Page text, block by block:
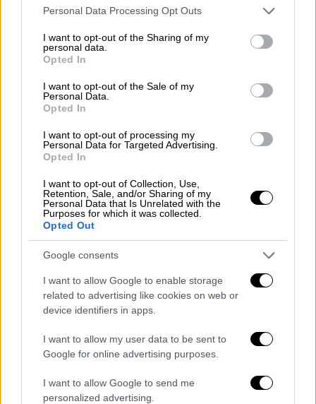
Please note that this website/app uses one or more Google
not limited to your visit or usage behaviour. You may click to
grant or deny consent to Google and its third-party tags to
use your data for below specified purposes in below Google
consent section.
Personal Data Processing Opt Outs
I want to opt-out of the Sharing of my
personal data.
Opted In
I want to opt-out of the Sale of my
Personal Data.
Opted In
I want to opt-out of processing my
Personal Data for Targeted Advertising.
Opted In
I want to opt-out of Collection, Use,
Retention, Sale, and/or Sharing of my
Personal Data that Is Unrelated with the
Purposes for which it was collected.
Opted Out
Google consents
I want to allow Google to enable storage
related to advertising like cookies on web or
device identifiers in apps.
I want to allow my user data to be sent to
Google for online advertising purposes.
I want to allow Google to send me
personalized advertising.
Ελλάδα|30.07.2026 09:44
Χωρίς παράταση, αλλά με «καπέλο» 16
εκατ. ευρώ: Το κόστος επιτάχυνσης για
να σωθεί η γραμμή Αθήνα-Θεσσαλονίκη
Ακριβά θα πληρώσoυν οι φορολογούμενοι
την επιτάχυνση του μεγάλου έργου
αποκατάστασης της σιδηροδρομικής